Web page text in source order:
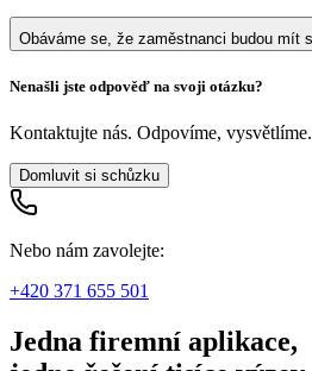
Obáváme se, že zaměstnanci budou mít
Nenašli jste odpověď na svoji otázku?
Kontaktujte nás. Odpovíme, vysvětlíme.
Domluvit si schůzku
Nebo nám zavolejte:
+420 371 655 501
Jedna firemní aplikace,